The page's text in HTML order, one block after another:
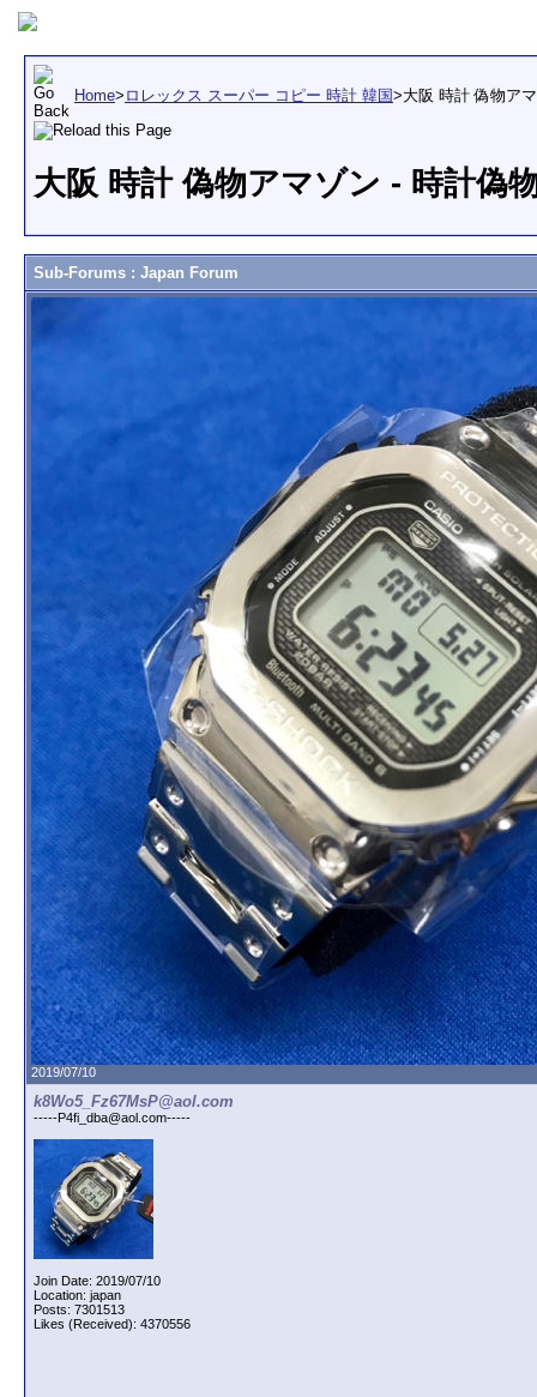
Home> ロレックス スーパー コピー 時計 韓国>大阪 時計 偽物ア
大阪 時計 偽物アマゾン - 時計偽
Sub-Forums: Japan Forum
2019/07/10
k8Wo5_Fz67MsP@aol.com
-----P4fi_dba@aol.com-----
Join Date: 2019/07/10
Location: japan
Posts: 7301513
Likes (Received): 4370556